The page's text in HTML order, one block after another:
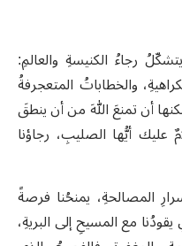
رجاءُ الكنيسةِ والعالمِ:
والخطاباتُ المتعجرفةُ
أن تمنعَ اللهَ من أن ينطقَ
أيُّها الصليبِ، رجاؤنا
المصالحةِ، يمنحُنا فرصةً
مع المسيحِ إلى البريةِ،